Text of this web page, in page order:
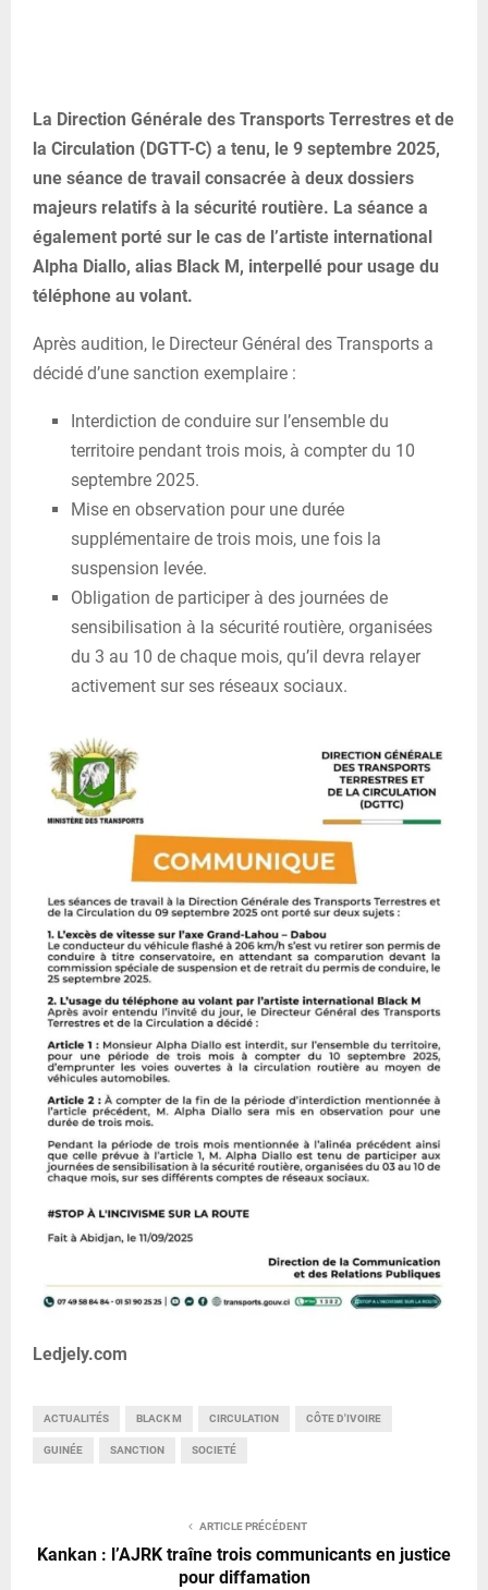
La Direction Générale des Transports Terrestres et de
la Circulation (DGTT-C) a tenu, le 9 septembre 2025,
une séance de travail consacrée à deux dossiers
majeurs relatifs à la sécurité routière. La séance a
également porté sur le cas de l’artiste international
Alpha Diallo, alias Black M, interpellé pour usage du
téléphone au volant.
Après audition, le Directeur Général des Transports a
décidé d’une sanction exemplaire :
Interdiction de conduire sur l’ensemble du
territoire pendant trois mois, à compter du 10
septembre 2025.
Mise en observation pour une durée
supplémentaire de trois mois, une fois la
suspension levée.
Obligation de participer à des journées de
sensibilisation à la sécurité routière, organisées
du 3 au 10 de chaque mois, qu’il devra relayer
activement sur ses réseaux sociaux.
Ledjely.com
ACTUALITÉS BLACK M CIRCULATION CÔTE D'IVOIRE
GUINÉE SANCTION SOCIETÉ
ARTICLE PRÉCÉDENT
Kankan : l’AJRK traîne trois communicants en justice
pour diffamation